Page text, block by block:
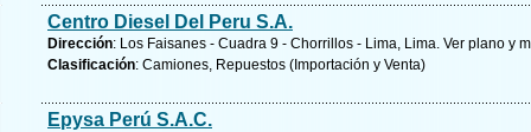
Centro Diesel Del Peru S.A.
Dirección: Los Faisanes - Cuadra 9 - Chorrillos - Lima, Lima. Ver plano y
Clasificación: Camiones, Repuestos (Importación y Venta)
Epysa Perú S.A.C.